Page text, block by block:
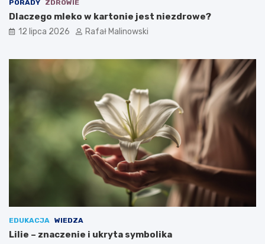
PORADY ZDROWIE
Dlaczego mleko w kartonie jest niezdrowe?
12 lipca 2026 Rafał Malinowski
EDUKACJA WIEDZA
Lilie – znaczenie i ukryta symbolika